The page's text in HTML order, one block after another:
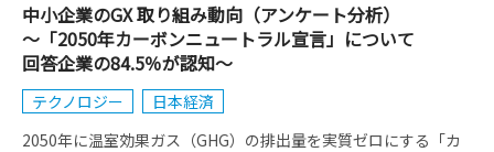
中小企業のGX 取り組み動向（アンケート分析）
～「2050年カーボンニュートラル宣言」について
回答企業の84.5％が認知～
テクノロジー
日本経済
2050年に温室効果ガス（GHG）の排出量を実質ゼロにする「カ